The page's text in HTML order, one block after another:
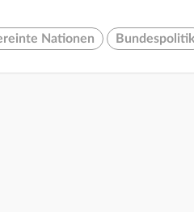
Nationen Bundespolitik